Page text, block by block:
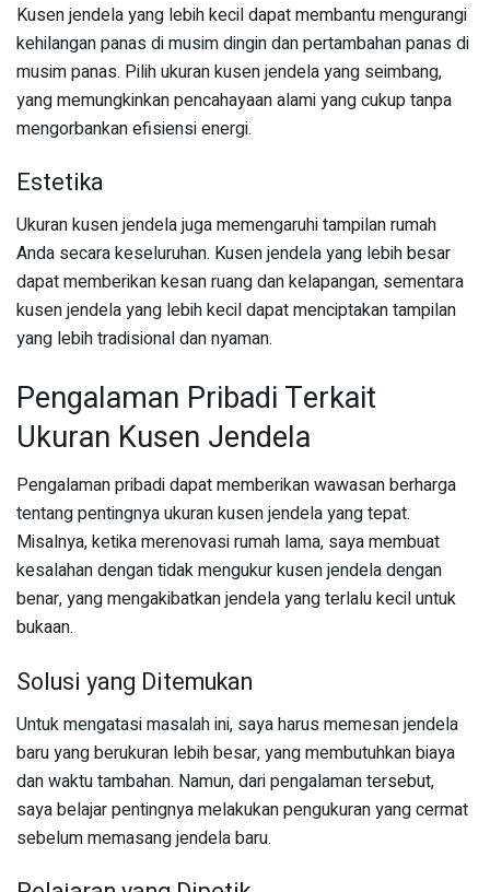
Kusen jendela yang lebih kecil dapat membantu mengurangi
kehilangan panas di musim dingin dan pertambahan panas di
musim panas. Pilih ukuran kusen jendela yang seimbang,
yang memungkinkan pencahayaan alami yang cukup tanpa
mengorbankan efisiensi energi.
Estetika
Ukuran kusen jendela juga memengaruhi tampilan rumah
Anda secara keseluruhan. Kusen jendela yang lebih besar
dapat memberikan kesan ruang dan kelapangan, sementara
kusen jendela yang lebih kecil dapat menciptakan tampilan
yang lebih tradisional dan nyaman.
Pengalaman Pribadi Terkait
Ukuran Kusen Jendela
Pengalaman pribadi dapat memberikan wawasan berharga
tentang pentingnya ukuran kusen jendela yang tepat.
Misalnya, ketika merenovasi rumah lama, saya membuat
kesalahan dengan tidak mengukur kusen jendela dengan
benar, yang mengakibatkan jendela yang terlalu kecil untuk
bukaan.
Solusi yang Ditemukan
Untuk mengatasi masalah ini, saya harus memesan jendela
baru yang berukuran lebih besar, yang membutuhkan biaya
dan waktu tambahan. Namun, dari pengalaman tersebut,
saya belajar pentingnya melakukan pengukuran yang cermat
sebelum memasang jendela baru.